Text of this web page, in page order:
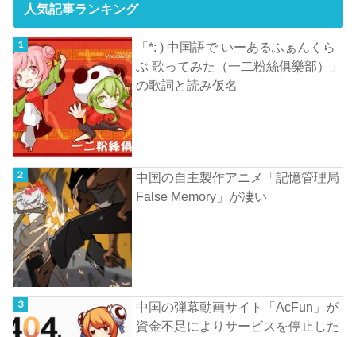
人気記事ランキング
「*: ) 中国語で いーあるふぁんくら
ぶ 歌ってみた（一二粉絲俱樂部）」
の歌詞と読み仮名
中国の自主製作アニメ「記憶管理局
False Memory」が凄い
中国の弾幕動画サイト「AcFun」が
資金不足によりサービスを停止した